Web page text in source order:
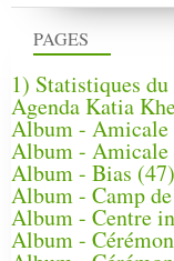
PAGES
1) Statistiques
Agenda Katia
Album - Amicale
Album - Amicale
Album - Bias
Album - Camp
Album - Centre
Album -